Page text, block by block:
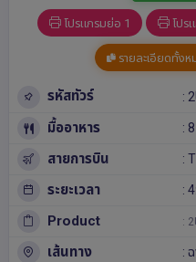
โปรแกรมย่อ 1 โปร
รายละเอียดทั้งห
รหัสทัวร์ :
มื้ออาหาร :
สายการบิน :
ระยะเวลา :
Product :
เส้นทาง :